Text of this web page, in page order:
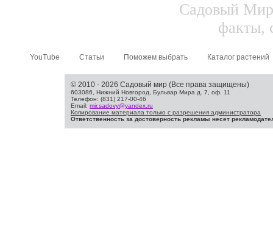
Садовый
факты,
YouTube Статьи Поможем выбрать Каталог растений
© 2010 - 2026 Садовый мир (Все права защищены)
603086, Нижний Новгород, Бульвар Мира д. 7, оф. 11
Телефон: (831) 217-00-46
Email: mir.sadovy@yandex.ru
Копирование материала только с разрешения администратора
Ответственность за достоверность рекламы несет